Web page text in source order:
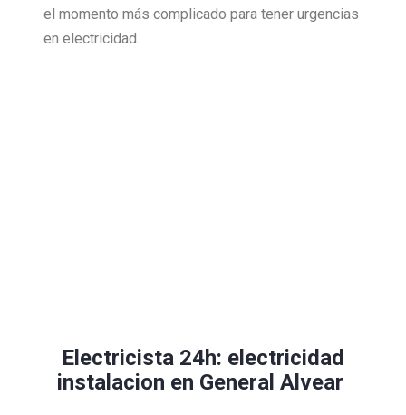
el momento más complicado para tener urgencias
en electricidad.
Electricista 24h: electricidad
instalacion en General Alvear